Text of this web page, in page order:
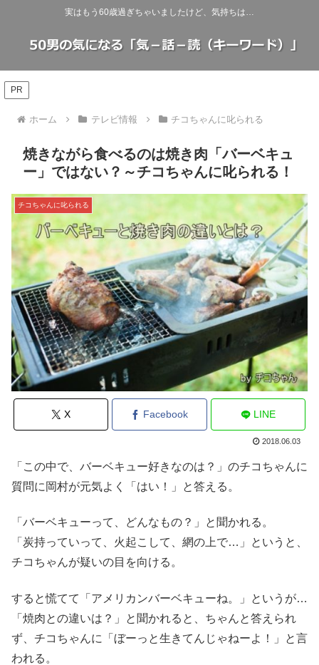
実はもう60歳過ぎちゃいましたけど、気持ちは…
PR
ホーム テレビ情報 チコちゃんに叱られる
焼きながら食べるのは焼き肉「バーベキュ
ー」ではない？～チコちゃんに叱られる！
チコちゃんに叱られる
X Facebook LINE
2018.06.03
「この中で、バーベキュー好きなのは？」のチコちゃんに
質問に岡村が元気よく「はい！」と答える。
「バーベキューって、どんなもの？」と聞かれる。
「炭持っていって、火起こして、網の上で…」というと、
チコちゃんが疑いの目を向ける。
すると慌てて「アメリカンバーベキューね。」というが…
「焼肉との違いは？」と聞かれると、ちゃんと答えられ
ず、チコちゃんに「ぼーっと生きてんじゃねーよ！」と言
われる。